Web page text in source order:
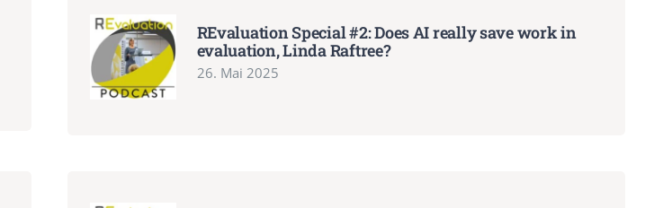
REvaluation Special #2: Does AI really save work in
evaluation, Linda Raftree?
26. Mai 2025